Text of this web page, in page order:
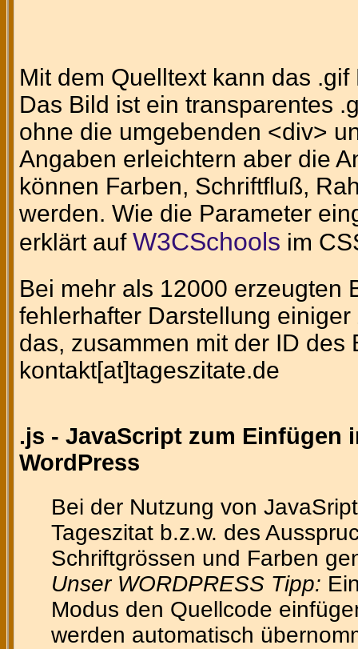
Mit dem Quelltext kann das
Das Bild ist ein transparentes
ohne die umgebenden <div>
Angaben erleichtern aber die
können Farben, Schriftfluß,
werden. Wie die Parameter
erklärt auf W3CSchools im
Bei mehr als 12000 erzeugten
fehlerhafter Darstellung
das, zusammen mit der ID
kontakt[at]tageszitate.de
.js - JavaScript zum Einfügen
WordPress
Bei der Nutzung von
Tageszitat b.z.w. des
Schriftgrössen und Farben
Unser WORDPRESS Tipp:
Modus den Quellcode
werden automatisch